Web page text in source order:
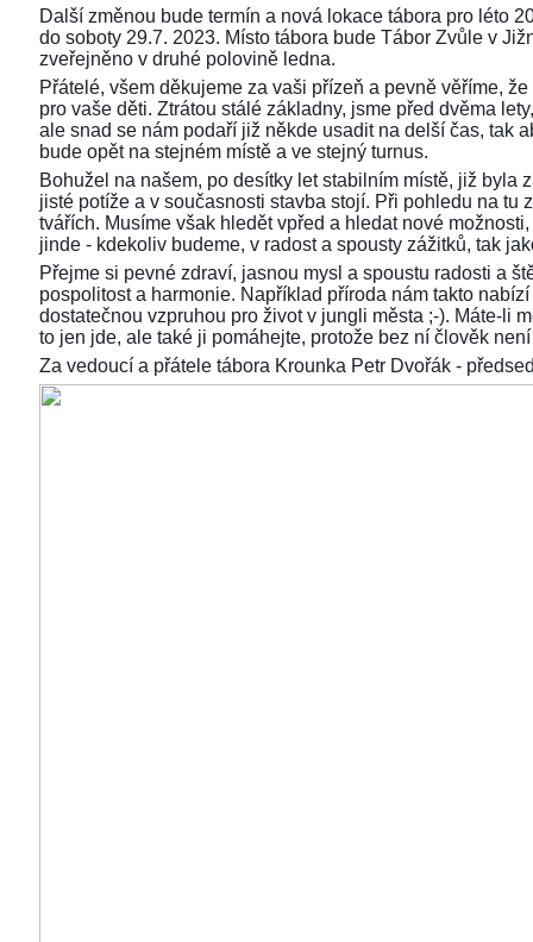
Další změnou bude termín a nová lokace tábora pro léto
do soboty 29.7. 2023. Místo tábora bude Tábor Zvůle v
zveřejněno v druhé polovině ledna.
Přátelé, všem děkujeme za vaši přízeň a pevně věříme,
pro vaše děti. Ztrátou stálé základny, jsme před dvěma
ale snad se nám podaří již někde usadit na delší čas, tak
bude opět na stejném místě a ve stejný turnus.
Bohužel na našem, po desítky let stabilním místě, již byla
jisté potíže a v současnosti stavba stojí. Při pohledu na tu
tvářích. Musíme však hledět vpřed a hledat nové
jinde - kdekoliv budeme, v radost a spousty zážitků, tak
Přejme si pevné zdraví, jasnou mysl a spoustu radosti a
pospolitost a harmonie. Například příroda nám takto
dostatečnou vzpruhou pro život v jungli města ;-). Máte-li
to jen jde, ale také ji pomáhejte, protože bez ní člověk
Za vedoucí a přátele tábora Krounka Petr Dvořák -